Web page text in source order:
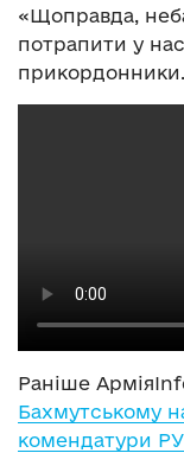
«Щоправда,
потрапити у
прикордонники.
Раніше
Бахмутському
комендатури